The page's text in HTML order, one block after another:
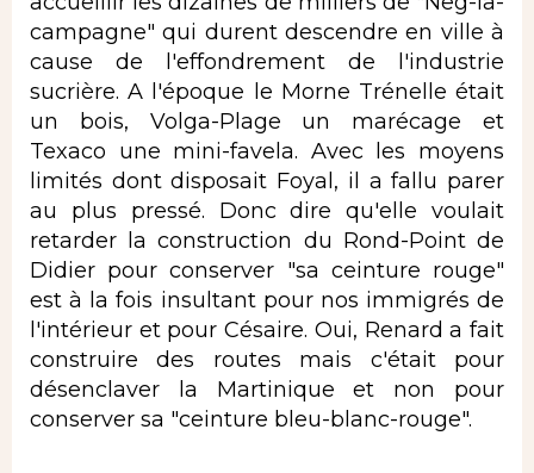
campagne" qui durent descendre en ville à
cause de l'effondrement de l'industrie
sucrière. A l'époque le Morne Trénelle était
un bois, Volga-Plage un marécage et
Texaco une mini-favela. Avec les moyens
limités dont disposait Foyal, il a fallu parer
au plus pressé. Donc dire qu'elle voulait
retarder la construction du Rond-Point de
Didier pour conserver "sa ceinture rouge"
est à la fois insultant pour nos immigrés de
l'intérieur et pour Césaire. Oui, Renard a fait
construire des routes mais c'était pour
désenclaver la Martinique et non pour
conserver sa "ceinture bleu-blanc-rouge".